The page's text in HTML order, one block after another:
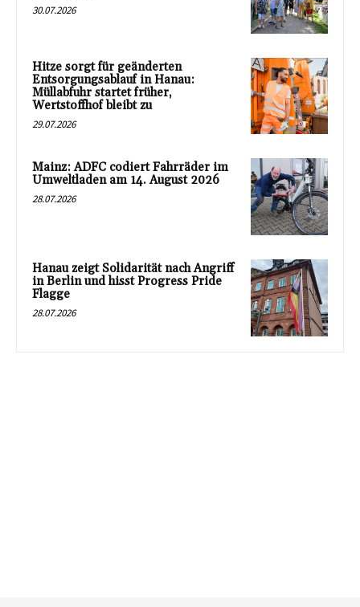
30.07.2026
Hitze sorgt für geänderten
Entsorgungsablauf in Hanau:
Müllabfuhr startet früher,
Wertstoffhof bleibt zu
29.07.2026
Mainz: ADFC codiert Fahrräder im
Umweltladen am 14. August 2026
28.07.2026
Hanau zeigt Solidarität nach Angriff
in Berlin und hisst Progress Pride
Flagge
28.07.2026